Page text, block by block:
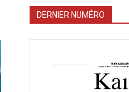
DERNIER NUMÉRO